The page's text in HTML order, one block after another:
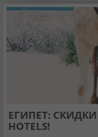
Валюта: KZT
Язык: Русский
Установи наше
Загрузить приложение из
ЕГИПЕТ: СКИДКИ
HOTELS!